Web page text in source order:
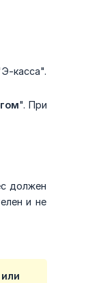
касса".
". При
должен
и не